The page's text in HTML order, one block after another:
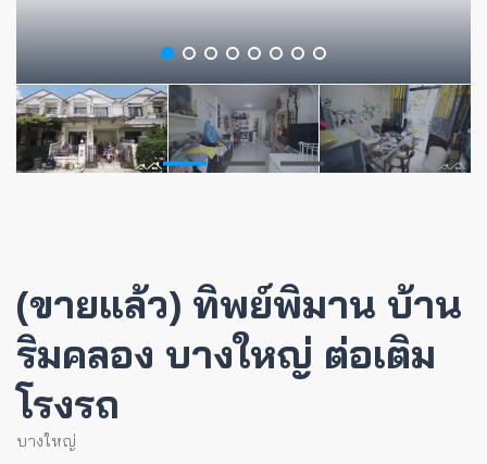
(ขายแล้ว) ทิพย์พิมาน บ้าน
ริมคลอง บางใหญ่ ต่อเติม
โรงรถ
บางใหญ่